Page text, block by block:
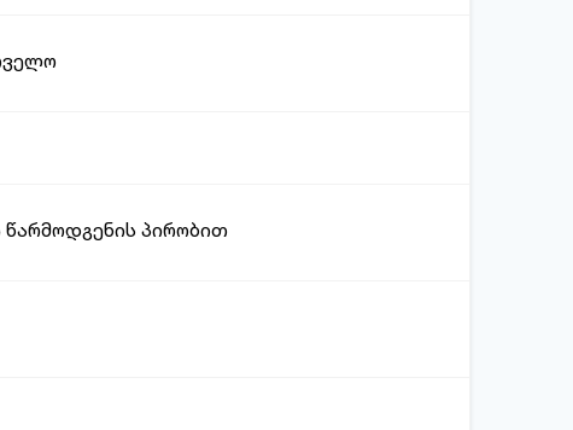
წარმოდგენის პირობით